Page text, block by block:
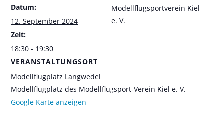
Datum:
12. September 2024
Zeit:
18:30 - 19:30
VERANSTALTUNGSORT
Modellflugplatz Langwedel
Modellflugplatz des Modellflugsport-Verein Kiel e. V.
Google Karte anzeigen
Modellflugsportverein Kiel
e. V.